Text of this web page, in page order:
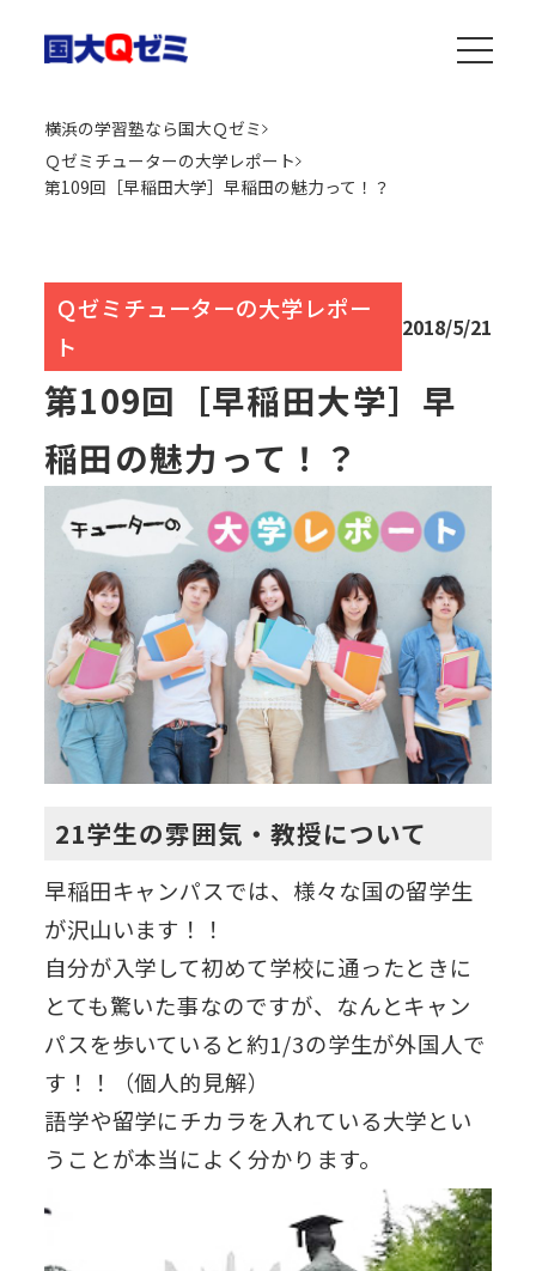
横浜の学習塾なら国大Ｑゼミ
Ｑゼミチューターの大学レポート
第109回［早稲田大学］早稲田の魅力って！？
Ｑゼミチューターの大学レポー
ト
2018/5/21
第109回［早稲田大学］早
稲田の魅力って！？
21学生の雰囲気・教授について
早稲田キャンパスでは、様々な国の留学生
が沢山います！！
自分が入学して初めて学校に通ったときに
とても驚いた事なのですが、なんとキャン
パスを歩いていると約1/3の学生が外国人で
す！！（個人的見解）
語学や留学にチカラを入れている大学とい
うことが本当によく分かります。